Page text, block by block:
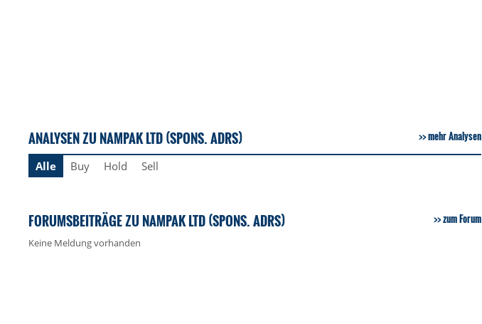
ANALYSEN ZU NAMPAK LTD (SPONS. ADRS) mehr Analysen
Alle Buy Hold Sell
FORUMSBEITRÄGE ZU NAMPAK LTD (SPONS. ADRS) zum Forum
Keine Meldung vorhanden